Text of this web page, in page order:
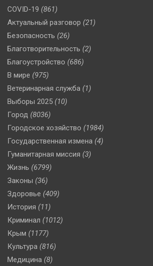
COVID-19 (861)
Актуальный разговор (21)
Безопасность (26)
Благотворительность (2)
Благоустройство (686)
В мире (975)
Ветеринарная служба (1)
Выборы 2025 (10)
Город (8036)
Городское хозяйство (1984)
Государственная измена (4)
Гуманитарная миссия (3)
Жизнь (6799)
Законы (36)
Здоровье (409)
История (11)
Криминал (1012)
Крым (1177)
Культура (816)
Медицина (8)